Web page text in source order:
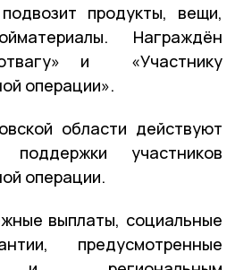
продукты, вещи,
Награждён
и «Участнику
операции».
области действуют
участников
операции.
выплаты, социальные
предусмотренные